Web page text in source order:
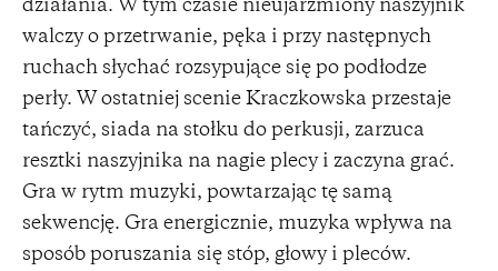
działania. W tym czasie nieujarzmiony naszyjnik
walczy o przetrwanie, pęka i przy następnych
ruchach słychać rozsypujące się po podłodze
perły. W ostatniej scenie Kraczkowska przestaje
tańczyć, siada na stołku do perkusji, zarzuca
resztki naszyjnika na nagie plecy i zaczyna grać.
Gra w rytm muzyki, powtarzając tę samą
sekwencję. Gra energicznie, muzyka wpływa na
sposób poruszania się stóp, głowy i pleców.